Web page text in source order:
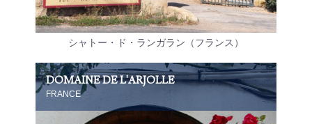
シャトー・ド・ランガラン（フランス）
DOMAINE DE L'ARJOLLE
FRANCE